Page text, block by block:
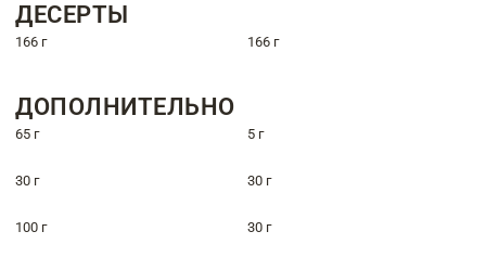
ДЕСЕРТЫ
166 г 166 г
ДОПОЛНИТЕЛЬНО
65 г 5 г
30 г 30 г
100 г 30 г